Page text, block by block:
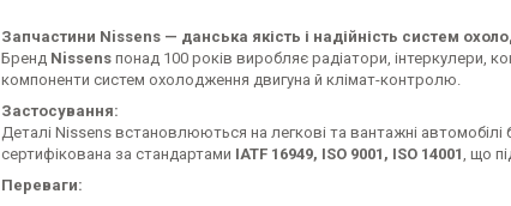
Запчастини Nissens — данська якість і надійність систем
Бренд Nissens понад 100 років виробляє радіатори, інтеркулери,
компоненти систем охолодження двигуна й клімат-контролю.
Застосування:
Деталі Nissens встановлюються на легкові та вантажні автомобілі
сертифікована за стандартами IATF 16949, ISO 9001, ISO 14001, що
Переваги: